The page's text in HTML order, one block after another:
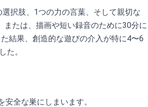
択肢、1つの力の言葉、そして親切な
たは、描画や短い録音のために30分に
結果、創造的な遊びの介入が特に4〜6
た。
全な巣にしまいます。